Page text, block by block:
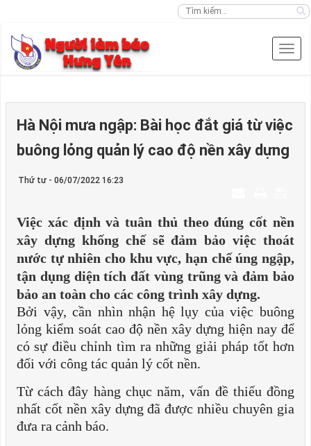
Hà Nội mưa ngập: Bài học đắt giá từ việc
buông lỏng quản lý cao độ nền xây dựng
Thứ tư - 06/07/2022 16:23
Việc xác định và tuân thủ theo đúng cốt nền
xây dựng khống chế sẽ đảm bảo việc thoát
nước tự nhiên cho khu vực, hạn chế úng ngập,
tận dụng diện tích đất vùng trũng và đảm bảo
bảo an toàn cho các công trình xây dựng.
Bởi vậy, cần nhìn nhận hệ lụy của việc buông
lỏng kiểm soát cao độ nền xây dựng hiện nay để
có sự điều chỉnh tìm ra những giải pháp tốt hơn
đối với công tác quản lý cốt nền.
Từ cách đây hàng chục năm, vấn đề thiếu đồng
nhất cốt nền xây dựng đã được nhiều chuyên gia
đưa ra cảnh báo.